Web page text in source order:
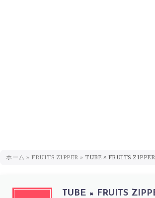
ホーム » FRUITS ZIPPER »
TUBE × FRUITS